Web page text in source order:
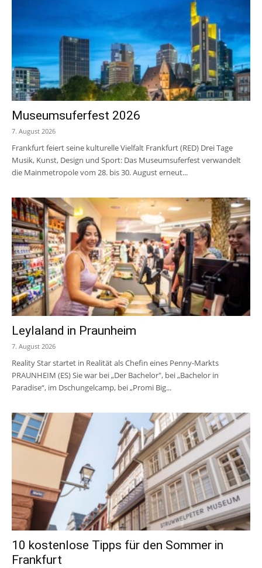
Museumsuferfest 2026
7. August 2026
Frankfurt feiert seine kulturelle Vielfalt Frankfurt (RED) Drei Tage
Musik, Kunst, Design und Sport: Das Museumsuferfest verwandelt
die Mainmetropole vom 28. bis 30. August erneut...
Leylaland in Praunheim
7. August 2026
Reality Star startet in Realität als Chefin eines Penny-Markts
PRAUNHEIM (ES) Sie war bei „Der Bachelor", bei „Bachelor in
Paradise“, im Dschungelcamp, bei „Promi Big...
10 kostenlose Tipps für den Sommer in
Frankfurt